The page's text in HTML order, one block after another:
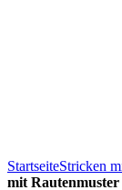
StartseiteStricken
mit Rautenmuster